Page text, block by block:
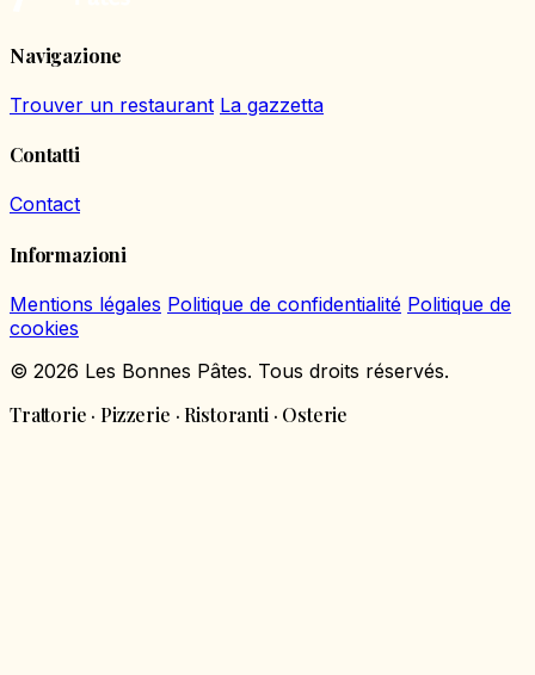
Navigazione
Trouver un restaurant La gazzetta
Contatti
Contact
Informazioni
Mentions légales Politique de confidentialité Politique de
cookies
© 2026 Les Bonnes Pâtes. Tous droits réservés.
Trattorie · Pizzerie · Ristoranti · Osterie